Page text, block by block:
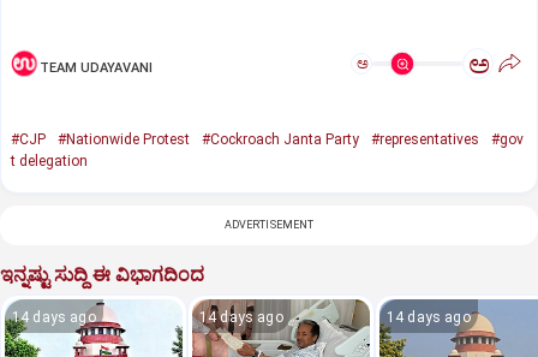
TEAM UDAYAVANI ಅ ಅ
#CJP #Nationwide Protest #Cockroach Janta Party #representatives
#gov
t delegation
ADVERTISEMENT
ಇನ್ನಷ್ಟು ಸುದ್ದಿ ಈ ವಿಭಾಗದಿಂದ
14 days ago 14 days ago 14 days ago